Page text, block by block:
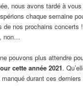
nous avons tardé à
chaque semaine
de nos prochains concerts
non…
pouvons plus attendre
cette année 2021.
durant ces